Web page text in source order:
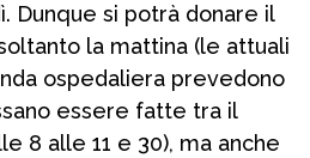
Dunque si potrà donare il
la mattina (le attuali
ospedaliera prevedono
essere fatte tra il
8 alle 11 e 30), ma anche